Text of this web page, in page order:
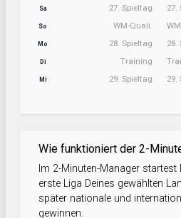
Sa 27. Spieltag
So WM-Quali.
Mo 28. Spieltag
Di Training
Mi 29. Spieltag
27.
28.
29.
Wie funktioniert der 2-
Im 2-Minuten-Manager
erste Liga Deines gewählten
später nationale und
gewinnen.